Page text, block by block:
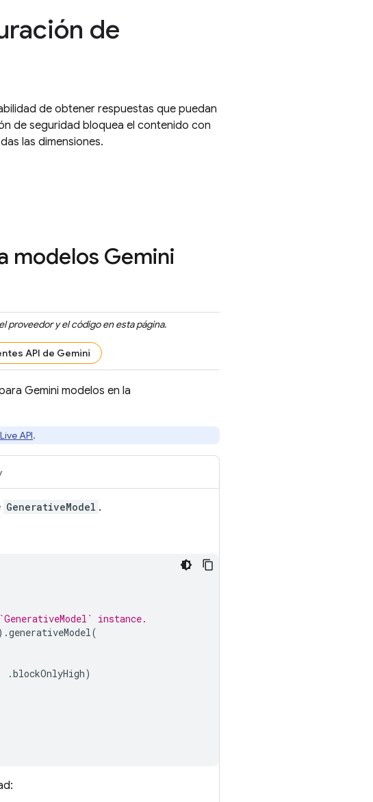
de
de obtener respuestas que puedan
de seguridad bloquea el contenido con
las dimensiones.
modelos Gemini
proveedor y el código en esta página.
API de Gemini
Gemini modelos en la
API.
GenerativeModel .
instance.
generativeModel(
.blockOnlyHigh)